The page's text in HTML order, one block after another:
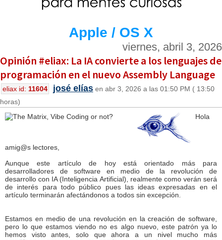
Apple / OS X
viernes, abril 3, 2026
Opinión #eliax: La IA convierte a los lenguajes de
programación en el nuevo Assembly Language
eliax id: 11604 josé elías en abr 3, 2026 a las 01:50 PM ( 13:50
horas)
Hola
amig@s lectores,
Aunque este artículo de hoy está orientado más para
desarrolladores de software en medio de la revolución de
desarrollo con IA (Inteligencia Artificial), realmente como verán será
de interés para todo público pues las ideas expresadas en el
artículo terminarán afectándonos a todos sin excepción.
Estamos en medio de una revolución en la creación de software,
pero lo que estamos viendo no es algo nuevo, este patrón ya lo
hemos visto antes, solo que ahora a un nivel mucho más